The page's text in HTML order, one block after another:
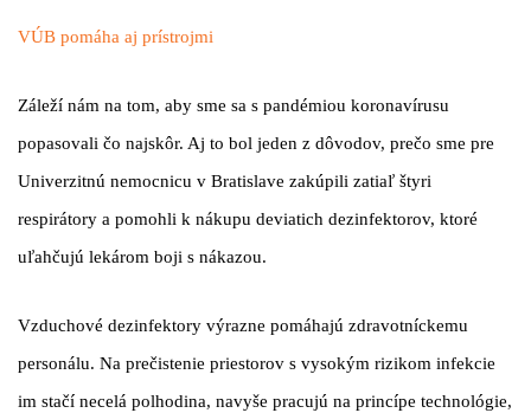
VÚB pomáha aj prístrojmi
Záleží nám na tom, aby sme sa s pandémiou koronavírusu
popasovali čo najskôr. Aj to bol jeden z dôvodov, prečo sme pre
Univerzitnú nemocnicu v Bratislave zakúpili zatiaľ štyri
respirátory a pomohli k nákupu deviatich dezinfektorov, ktoré
uľahčujú lekárom boji s nákazou.
Vzduchové dezinfektory výrazne pomáhajú zdravotníckemu
personálu. Na prečistenie priestorov s vysokým rizikom infekcie
im stačí necelá polhodina, navyše pracujú na princípe technológie,